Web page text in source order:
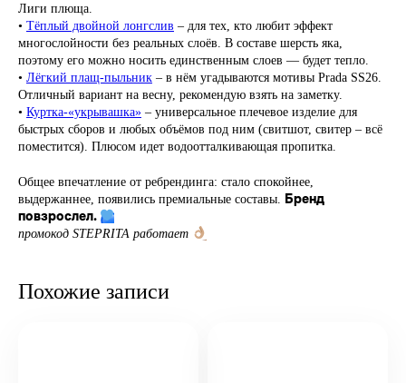
Лиги плюща.
• Тёплый двойной лонгслив – для тех, кто любит эффект
многослойности без реальных слоёв. В составе шерсть яка,
поэтому его можно носить единственным слоев — будет тепло.
• Лёгкий плащ-пыльник – в нём угадываются мотивы Prada SS26.
Отличный вариант на весну, рекомендую взять на заметку.
• Куртка-«укрывашка» – универсальное плечевое изделие для
быстрых сборов и любых объёмов под ним (свитшот, свитер – всё
поместится). Плюсом идет водоотталкивающая пропитка.
Общее впечатление от ребрендинга: стало спокойнее,
выдержаннее, появились премиальные составы. Бренд
повзрослел.
промокод STEPRITA работает
Похожие записи